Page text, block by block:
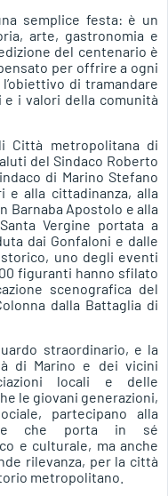
semplice festa: è un
arte, gastronomia e
del centenario è
per offrire a ogni
di tramandare
i valori della comunità
Città metropolitana di
del Sindaco Roberto
di Marino Stefano
e alla cittadinanza, alla
Barnaba Apostolo e alla
Vergine portata a
dai Gonfaloni e dalle
uno degli eventi
figuranti hanno sfilato
scenografica del
dalla Battaglia di
straordinario, e la
di Marino e dei vicini
locali e delle
le giovani generazioni,
partecipano alla
che porta in sé
e culturale, ma anche
rilevanza, per la città
metropolitano.